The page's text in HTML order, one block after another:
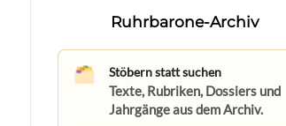
Ruhrbarone-Archiv
Stöbern statt suchen
Texte, Rubriken, Dossiers und
Jahrgänge aus dem Archiv.